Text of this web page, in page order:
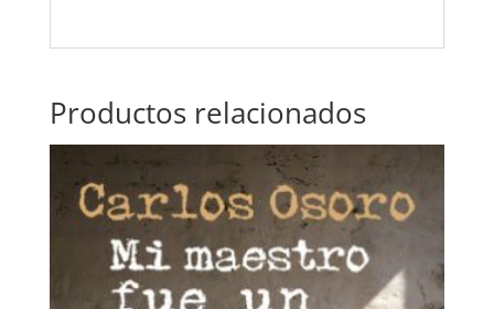
Productos relacionados